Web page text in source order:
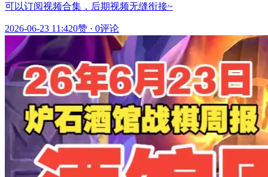
可以订阅视频合集，后期视频无缝衔接~
2026-06-23 11:420赞 · 0评论